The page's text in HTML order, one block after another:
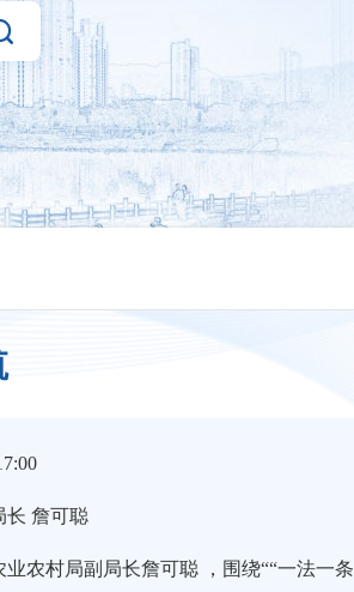
长 詹可聪
农村局副局长詹可聪 ，围绕““一法一条